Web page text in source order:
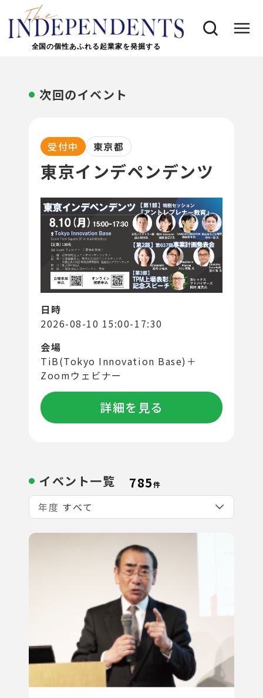
全国の個性あふれる起業家を発掘する
次回のイベント
受付中 東京都
東京インデペンデンツ
日時
2026-08-10 15:00-17:30
会場
TiB(Tokyo Innovation Base)＋
Zoomウェビナー
詳細を見る
イベント一覧 785件
年度